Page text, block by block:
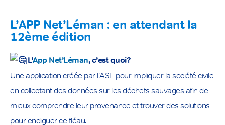
L’APP Net’Léman : en attendant la
12ème édition
L’App Net’Léman, c’est quoi?
Une application créée par l’ASL pour impliquer la société civile
en collectant des données sur les déchets sauvages afin de
mieux comprendre leur provenance et trouver des solutions
pour endiguer ce fléau.